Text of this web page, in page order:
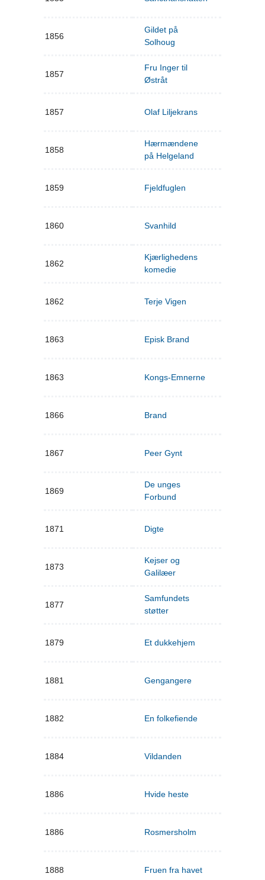
1856
Gildet på
Solhoug
1857
Fru Inger til
Østråt
1857 Olaf Liljekrans
1858
Hærmændene
på Helgeland
1859 Fjeldfuglen
1860 Svanhild
1862
Kjærlighedens
komedie
1862 Terje Vigen
1863 Episk Brand
1863 Kongs-Emnerne
1866 Brand
1867 Peer Gynt
1869
De unges
Forbund
1871 Digte
1873
Kejser og
Galilæer
1877
Samfundets
støtter
1879 Et dukkehjem
1881 Gengangere
1882 En folkefiende
1884 Vildanden
1886 Hvide heste
1886 Rosmersholm
1888 Fruen fra havet